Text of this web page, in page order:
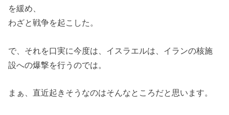
を緩め、
わざと戦争を起こした。
で、それを口実に今度は、イスラエルは、イランの核施
設への爆撃を行うのでは。
まぁ、直近起きそうなのはそんなところだと思います。